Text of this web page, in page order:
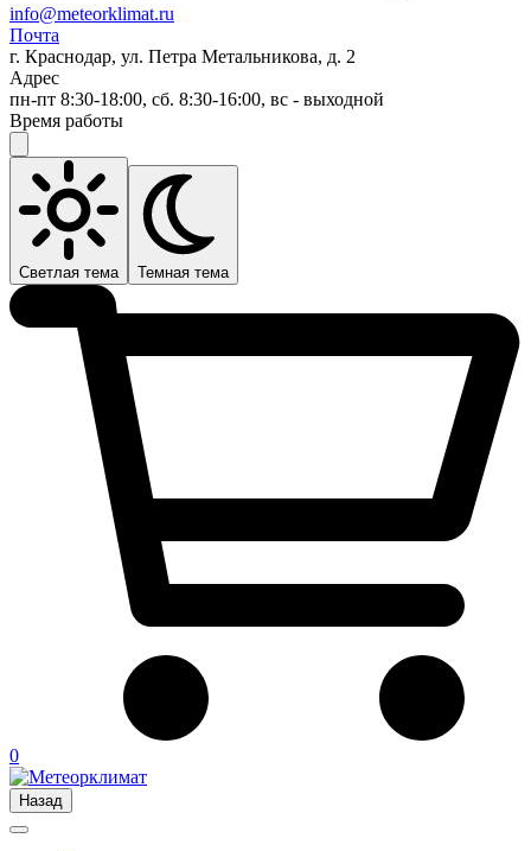
info@meteorklimat.ru
Почта
г. Краснодар, ул. Петра Метальникова, д. 2
Адрес
пн-пт 8:30-18:00, сб. 8:30-16:00, вс - выходной
Время работы
Светлая тема Темная тема
0
Назад